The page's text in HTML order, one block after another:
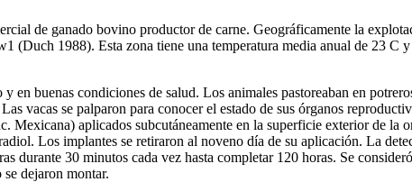
de ganado bovino productor de carne. Geográficamente la
(Duch 1988). Esta zona tiene una temperatura media anual de 23 C
buenas condiciones de salud. Los animales pastoreaban en
vacas se palparon para conocer el estado de sus órganos
aplicados subcutáneamente en la superficie exterior de la
Los implantes se retiraron al noveno día de su aplicación. La
durante 30 minutos cada vez hasta completar 120 horas. Se
dejaron montar.